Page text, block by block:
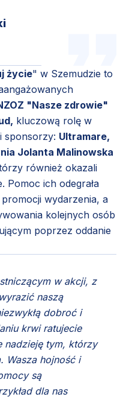
życie" w Szemudzie to
"Nasze zdrowie"
kluczową rolę w
sponsorzy: Ultramare,
Jolanta Malinowska
również okazali
Pomoc ich odegrała
wydarzenia, a
kolejnych osób
poprzez oddanie
w akcji, z
naszą
dobroć i
krwi ratujecie
nadzieję tym, którzy
Wasza hojność i
są
dla nas